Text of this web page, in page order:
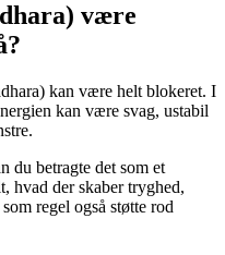
være
kan være helt blokeret. I
kan være svag, ustabil
du betragte det som et
hvad der skaber tryghed,
regel også støtte rod